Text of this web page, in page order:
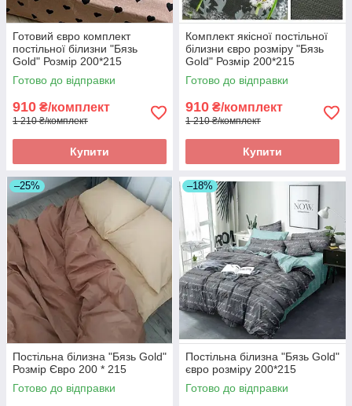
Готовий євро комплект
постільної білизни "Бязь
Gold" Розмір 200*215
Готово до відправки
910 ₴/комплект
1 210 ₴/комплект
Купити
Комплект якісної постільної
білизни євро розміру "Бязь
Gold" Розмір 200*215
Готово до відправки
910 ₴/комплект
1 210 ₴/комплект
Купити
–25%
Постільна білизна "Бязь Gold"
Розмір Євро 200 * 215
Готово до відправки
–18%
Постільна білизна "Бязь Gold"
євро розміру 200*215
Готово до відправки